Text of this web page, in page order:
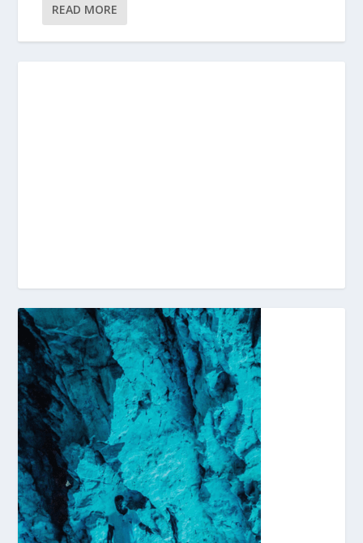
READ MORE